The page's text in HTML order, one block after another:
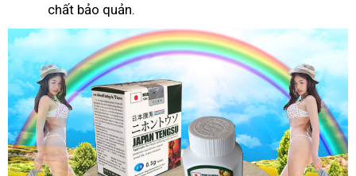
chất bảo quản.